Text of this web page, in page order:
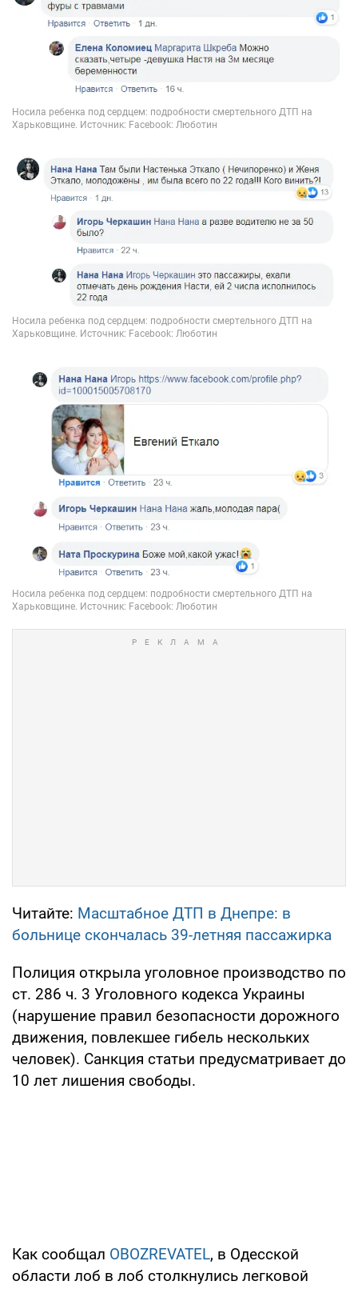
Читайте: Масштабное ДТП в Днепре: в
больнице скончалась 39-летняя пассажирка
Полиция открыла уголовное производство по
ст. 286 ч. 3 Уголовного кодекса Украины
(нарушение правил безопасности дорожного
движения, повлекшее гибель нескольких
человек). Санкция статьи предусматривает до
10 лет лишения свободы.
Как сообщал OBOZREVATEL, в Одесской
области лоб в лоб столкнулись легковой